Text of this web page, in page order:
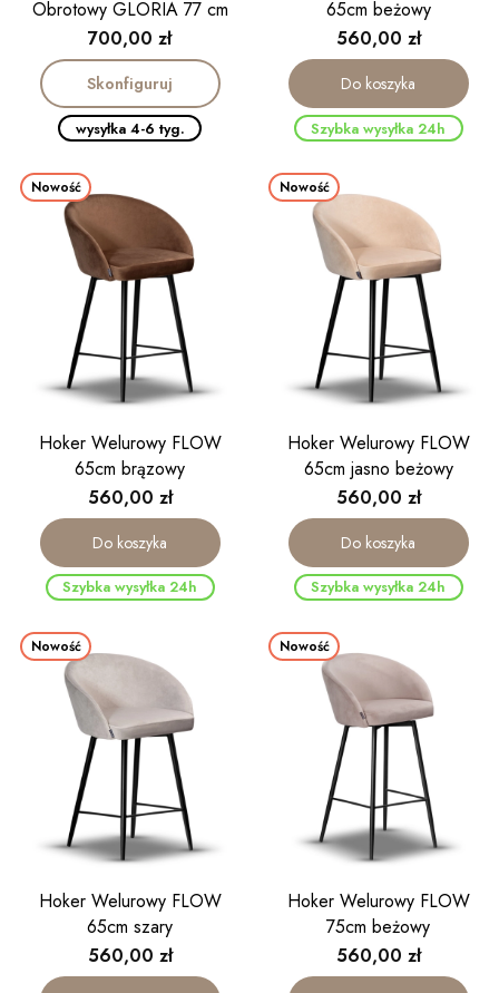
Obrotowy GLORIA 77 cm
Cena
700,00 zł
Skonfiguruj
wysyłka 4-6 tyg.
65cm beżowy
Cena
560,00 zł
Do koszyka
Szybka wysyłka 24h
Nowość
Hoker Welurowy FLOW
65cm brązowy
Cena
560,00 zł
Do koszyka
Szybka wysyłka 24h
Nowość
Hoker Welurowy FLOW
65cm jasno beżowy
Cena
560,00 zł
Do koszyka
Szybka wysyłka 24h
Nowość
Hoker Welurowy FLOW
65cm szary
Cena
560,00 zł
Nowość
Hoker Welurowy FLOW
75cm beżowy
Cena
560,00 zł